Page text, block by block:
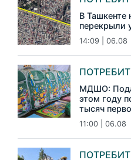
В Ташкенте
перекрыли
14:09 | 06.08
МДШО:
этом году
тысяч
11:00 | 06.08